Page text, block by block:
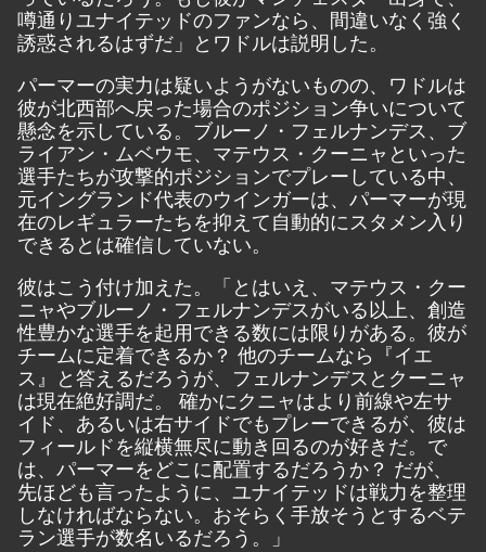
噂通りユナイテッドのファンなら、間違いなく強く
誘惑されるはずだ」とワドルは説明した。
パーマーの実力は疑いようがないものの、ワドルは
彼が北西部へ戻った場合のポジション争いについて
懸念を示している。ブルーノ・フェルナンデス、ブ
ライアン・ムベウモ、マテウス・クーニャといった
選手たちが攻撃的ポジションでプレーしている中、
元イングランド代表のウインガーは、パーマーが現
在のレギュラーたちを抑えて自動的にスタメン入り
できるとは確信していない。
彼はこう付け加えた。「とはいえ、マテウス・クー
ニャやブルーノ・フェルナンデスがいる以上、創造
性豊かな選手を起用できる数には限りがある。彼が
チームに定着できるか？ 他のチームなら『イエ
ス』と答えるだろうが、フェルナンデスとクーニャ
は現在絶好調だ。 確かにクニャはより前線や左サ
イド、あるいは右サイドでもプレーできるが、彼は
フィールドを縦横無尽に動き回るのが好きだ。で
は、パーマーをどこに配置するだろうか？ だが、
先ほども言ったように、ユナイテッドは戦力を整理
しなければならない。おそらく手放そうとするベテ
ラン選手が数名いるだろう。」